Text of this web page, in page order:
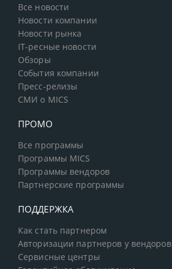
Все новости
Новости компании
Новости рынка
IT-ресные новости
Обзоры
События компании
Пресс-релизы
СМИ о MICS
ПРОМО
Все программы
Программы MICS
Программы вендоров
Партнерские программы
ПОДДЕРЖКА
Как стать партнером
Авторизации партнеров у вендоров
Сервисные центры